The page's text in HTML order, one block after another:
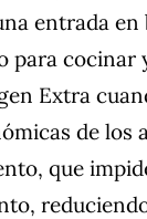
entrada
para cocinar
Extra
de
que